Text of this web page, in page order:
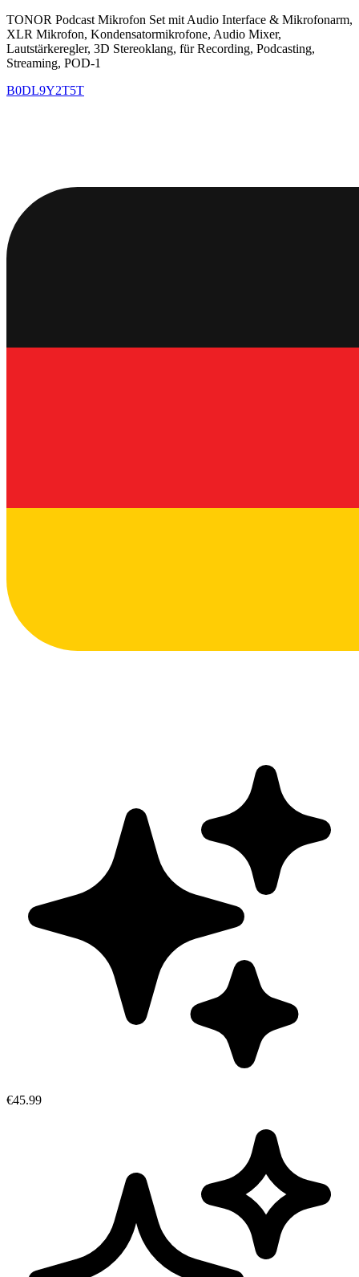
TONOR Podcast Mikrofon Set mit Audio Interface & Mikrofonarm,
XLR Mikrofon, Kondensatormikrofone, Audio Mixer,
Lautstärkeregler, 3D Stereoklang, für Recording, Podcasting,
Streaming, POD-1
B0DL9Y2T5T
€45.99